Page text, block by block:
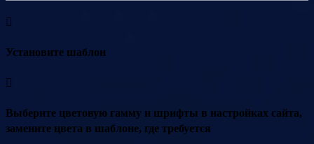
Установите шаблон
Выберите цветовую гамму и шрифты в настройках сайта,
замените цвета в шаблоне, где требуется